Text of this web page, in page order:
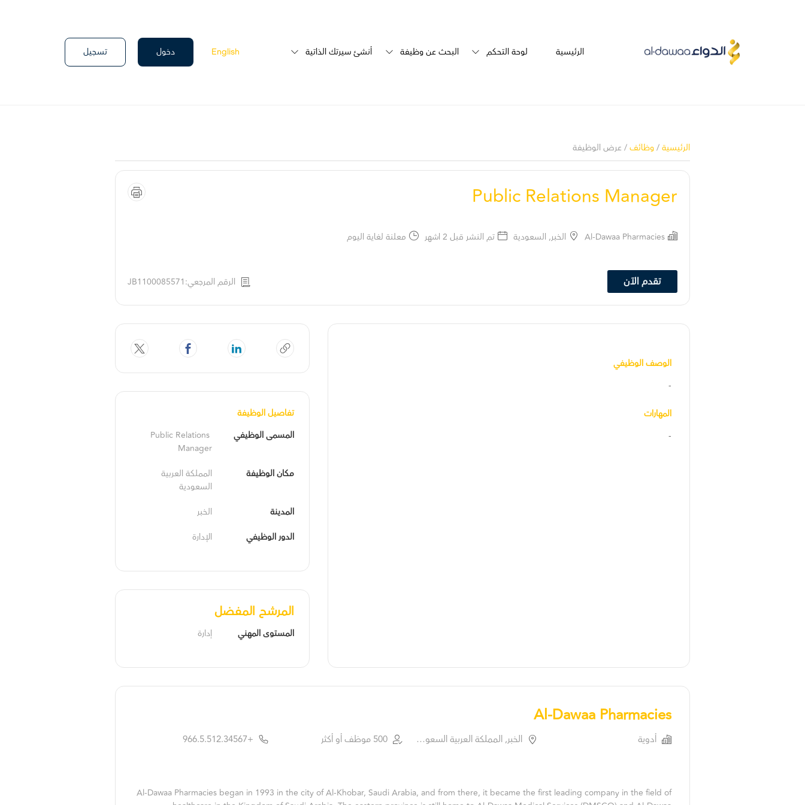
الرئيسية لوحة التحكم البحث عن وظيفة أنشئ سيرتك الذاتية English دخول تسجيل
الرئيسية/وظائف/ عرض الوظيفة
Public Relations Manager
Al-Dawaa Pharmacies الخبر, السعودية تم النشر قبل 2 اشهر معلنة لغاية اليوم
تقدم الآن الرقم المرجعي:JB1100085571
الوصف الوظيفي
-
المهارات
-
تفاصيل الوظيفة
المسمى الوظيفي
Public Relations
Manager
مكان الوظيفة
المملكة العربية
السعودية
المدينة
الخبر
الدور الوظيفي
الإدارة
المرشح المفضل
المستوى المهني إدارة
Al-Dawaa Pharmacies
أدوية الخبر, المملكة العربية السعودية 500 موظف أو أكثر +966.5.512.34567
Al-Dawaa Pharmacies began in 1993 in the city of Al-Khobar, Saudi Arabia, and from there, it became the first leading company in the field of